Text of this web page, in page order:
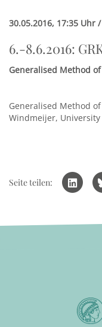
30.05.2016, 17:35 Uhr
6.-8.6.2016:
Generalised Method
Generalised Method
Windmeijer, University
Seite teilen: